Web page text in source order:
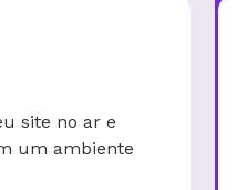
site no ar e
um ambiente